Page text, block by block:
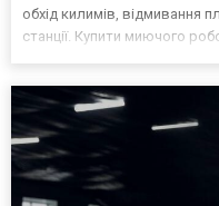
обхід килимів, відмивання
станції. Купити миючого